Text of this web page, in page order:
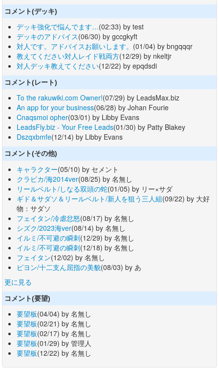
コメント(デッキ)
デッキ強化で悩んでます…(02:33) by test
デッキのアドバイス(06/30) by gccgkyft
対人です。アドバイスお願いします。 (01/04) by bngqqqr
教えてください対人レイド戦両方(12/29) by nkeltjr
対人デッキ教えてください(12/22) by epqdsdi
コメント(レート)
To the rakuwiki.com Owner!(07/29) by LeadsMax.biz
An app for your business(06/28) by Johan Fourie
Cnaqsmoi opher(03/01) by Libby Evans
LeadsFly.biz - Your Free Leads(01/30) by Patty Blakey
Dszqxbmfe(12/14) by Libby Evans
コメント(その他)
キャラクター(05/10) by セメント
クラピカ/海2014ver(08/25) by 名無し
リールベルト/しなる双頭の蛇(01/05) by リー×サダ
ギド＆サダソ＆リールベルト/新人を狙う三人組(09/22) by 大好
物：サダソ
フェイタン/冷虐忿怒(08/17) by 名無し
シズク/2023海ver(08/14) by 名無し
イルミ/不可避の瞬刺(12/29) by 名無し
イルミ/不可避の瞬刺(12/18) by 名無し
フェイタン(12/02) by 名無し
ピヨン/十二支ん屈指の美貌(08/03) by あ
更に見る
コメント(要望)
要望板(04/04) by 名無し
要望板(02/21) by 名無し
要望板(02/17) by 名無し
要望板(01/29) by 管理人
要望板(12/22) by 名無し